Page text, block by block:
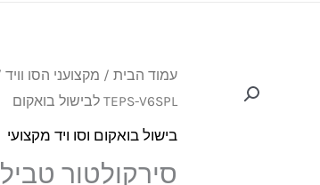
עמוד הבית / מקצועני הסו וויד
TEPS-V6SPL לבישול בואקום
בישול בואקום וסו ויד מקצועי
המחיר
היה:
כמות
של
סירקולטור